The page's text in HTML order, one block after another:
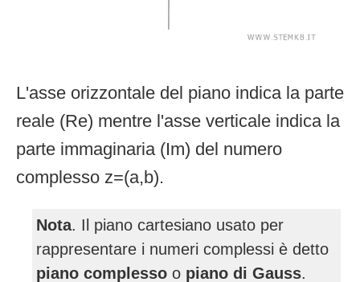
L'asse orizzontale del piano indica la parte
reale (Re) mentre l'asse verticale indica la
parte immaginaria (Im) del numero
complesso z=(a,b).
Nota. Il piano cartesiano usato per
rappresentare i numeri complessi è detto
piano complesso o piano di Gauss.